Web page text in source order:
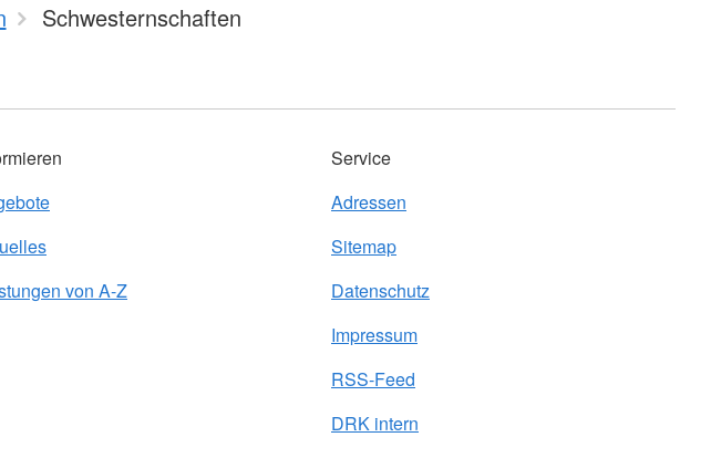
Schwesternschaften
von A-Z
Service
Adressen
Sitemap
Datenschutz
Impressum
RSS-Feed
DRK intern